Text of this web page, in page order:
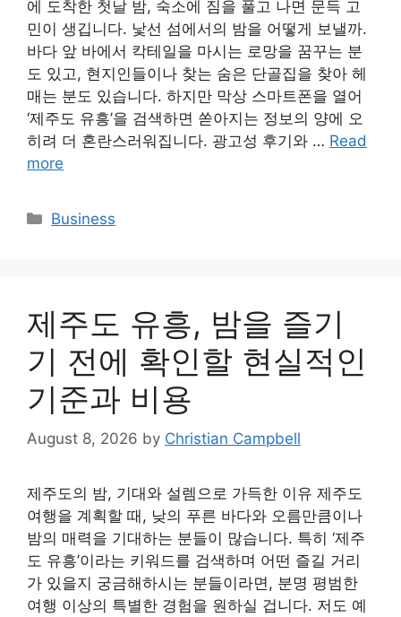
에 도착한 첫날 밤, 숙소에 짐을 풀고 나면 문득 고
민이 생깁니다. 낯선 섬에서의 밤을 어떻게 보낼까.
바다 앞 바에서 칵테일을 마시는 로망을 꿈꾸는 분
도 있고, 현지인들이나 찾는 숨은 단골집을 찾아 헤
매는 분도 있습니다. 하지만 막상 스마트폰을 열어
‘제주도 유흥’을 검색하면 쏟아지는 정보의 양에 오
히려 더 혼란스러워집니다. 광고성 후기와 … Read
more
Categories
Business
제주도 유흥, 밤을 즐기
기 전에 확인할 현실적인
기준과 비용
August 8, 2026 by Christian Campbell
제주도의 밤, 기대와 설렘으로 가득한 이유 제주도
여행을 계획할 때, 낮의 푸른 바다와 오름만큼이나
밤의 매력을 기대하는 분들이 많습니다. 특히 ‘제주
도 유흥’이라는 키워드를 검색하며 어떤 즐길 거리
가 있을지 궁금해하시는 분들이라면, 분명 평범한
여행 이상의 특별한 경험을 원하실 겁니다. 저도 예